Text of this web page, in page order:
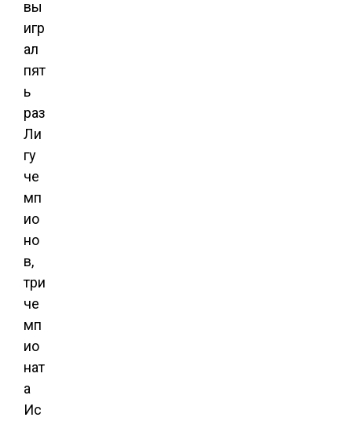
вы
игр
ал
пят
ь
раз
Ли
гу
че
мп
ио
но
в,
три
че
мп
ио
нат
а
Ис